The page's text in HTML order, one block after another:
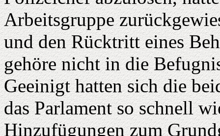
Arbeitsgruppe
und den Rücktritt eines
gehöre nicht in die
Geeinigt hatten sich die
das Parlament so schnell
Hinzufügungen zum